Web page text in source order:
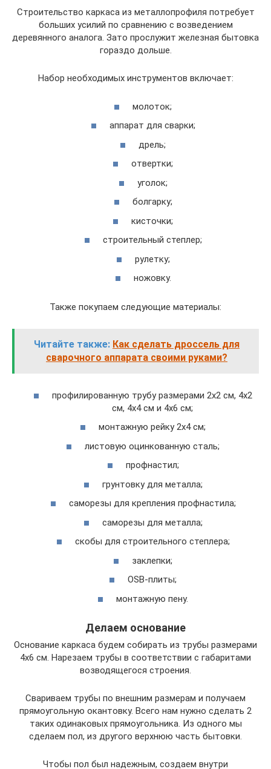
Строительство каркаса из металлопрофиля потребует
больших усилий по сравнению с возведением
деревянного аналога. Зато прослужит железная бытовка
гораздо дольше.
Набор необходимых инструментов включает:
молоток;
аппарат для сварки;
дрель;
отвертки;
уголок;
болгарку;
кисточки;
строительный степлер;
рулетку;
ножовку.
Также покупаем следующие материалы:
Читайте также: Как сделать дроссель для
сварочного аппарата своими руками?
профилированную трубу размерами 2х2 см, 4х2
см, 4х4 см и 4х6 см;
монтажную рейку 2х4 см;
листовую оцинкованную сталь;
профнастил;
грунтовку для металла;
саморезы для крепления профнастила;
саморезы для металла;
скобы для строительного степлера;
заклепки;
OSB-плиты;
монтажную пену.
Делаем основание
Основание каркаса будем собирать из трубы размерами
4х6 см. Нарезаем трубы в соответствии с габаритами
возводящегося строения.
Свариваем трубы по внешним размерам и получаем
прямоугольную окантовку. Всего нам нужно сделать 2
таких одинаковых прямоугольника. Из одного мы
сделаем пол, из другого верхнюю часть бытовки.
Чтобы пол был надежным, создаем внутри